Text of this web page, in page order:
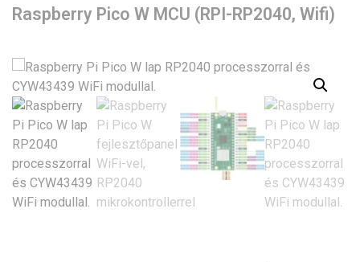
Raspberry Pico W MCU (RPI-RP2040, Wifi)